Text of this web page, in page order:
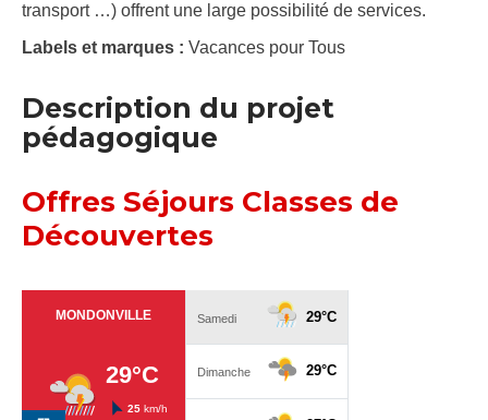
transport …) offrent une large possibilité de services.
Labels et marques : Vacances pour Tous
Description du projet
pédagogique
Offres Séjours Classes de
Découvertes